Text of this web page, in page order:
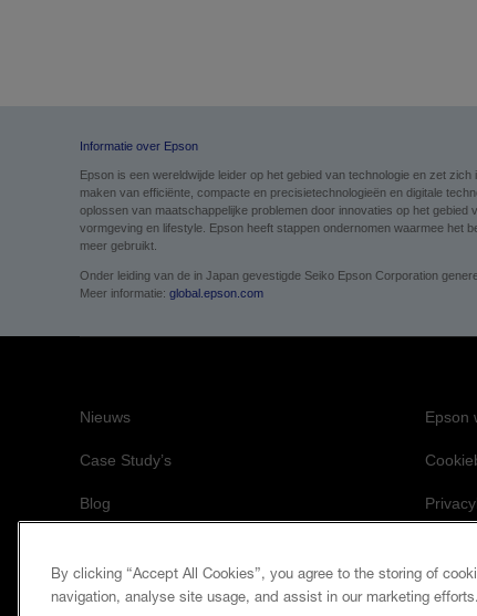
Informatie over Epson
Epson is een wereldwijde leider op het gebied van technologie en zet
maken van efficiënte, compacte en precisietechnologieën en digitale
oplossen van maatschappelijke problemen door innovaties op het
vormgeving en lifestyle. Epson heeft stappen ondernomen waarmee het
meer gebruikt.
Onder leiding van de in Japan gevestigde Seiko Epson Corporation
Meer informatie: global.epson.com
Nieuws
Case Study’s
Blog
Epson
De
By clicking “Accept All Cookies”, you agree to the storing of
navigation, analyse site usage, and assist in our marketing efforts.